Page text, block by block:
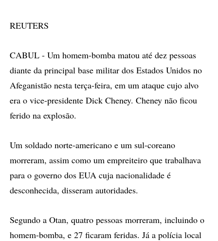
REUTERS
CABUL - Um homem-bomba matou até dez pessoas
diante da principal base militar dos Estados Unidos no
Afeganistão nesta terça-feira, em um ataque cujo alvo
era o vice-presidente Dick Cheney. Cheney não ficou
ferido na explosão.
Um soldado norte-americano e um sul-coreano
morreram, assim como um empreiteiro que trabalhava
para o governo dos EUA cuja nacionalidade é
desconhecida, disseram autoridades.
Segundo a Otan, quatro pessoas morreram, incluindo o
homem-bomba, e 27 ficaram feridas. Já a polícia local